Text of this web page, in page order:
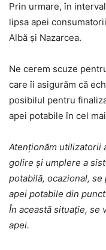
Prin urmare, în
lipsa apei
Albă și Nazarcea.
Ne cerem scuze
care îi asigurăm că
posibilul pentru
apei potabile în cel
Atenționăm utilizatorii
golire și umplere a
potabilă, ocazional,
apei potabile din
În această situație, se
apei.